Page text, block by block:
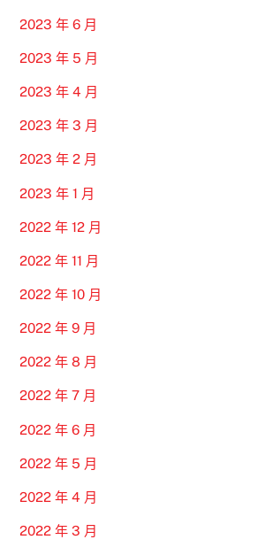
2023 年 6 月
2023 年 5 月
2023 年 4 月
2023 年 3 月
2023 年 2 月
2023 年 1 月
2022 年 12 月
2022 年 11 月
2022 年 10 月
2022 年 9 月
2022 年 8 月
2022 年 7 月
2022 年 6 月
2022 年 5 月
2022 年 4 月
2022 年 3 月